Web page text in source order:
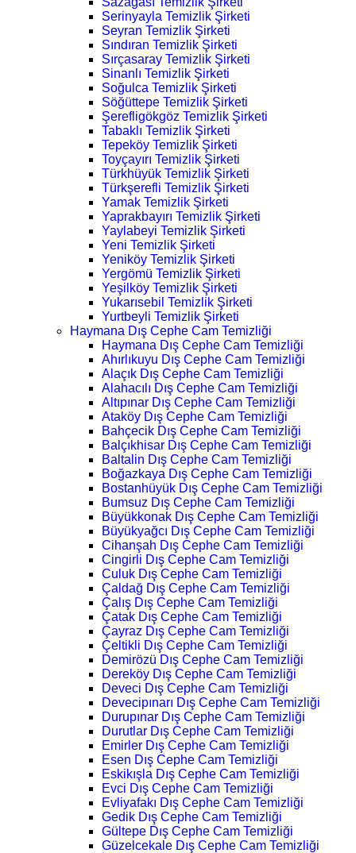
Serinyayla Temizlik Şirketi
Seyran Temizlik Şirketi
Sındıran Temizlik Şirketi
Sırçasaray Temizlik Şirketi
Sinanlı Temizlik Şirketi
Soğulca Temizlik Şirketi
Söğüttepe Temizlik Şirketi
Şerefligökgöz Temizlik Şirketi
Tabaklı Temizlik Şirketi
Tepeköy Temizlik Şirketi
Toyçayırı Temizlik Şirketi
Türkhüyük Temizlik Şirketi
Türkşerefli Temizlik Şirketi
Yamak Temizlik Şirketi
Yaprakbayırı Temizlik Şirketi
Yaylabeyi Temizlik Şirketi
Yeni Temizlik Şirketi
Yeniköy Temizlik Şirketi
Yergömü Temizlik Şirketi
Yeşilköy Temizlik Şirketi
Yukarısebil Temizlik Şirketi
Yurtbeyli Temizlik Şirketi
Haymana Dış Cephe Cam Temizliği
Haymana Dış Cephe Cam Temizliği
Ahırlıkuyu Dış Cephe Cam Temizliği
Alaçık Dış Cephe Cam Temizliği
Alahacılı Dış Cephe Cam Temizliği
Altıpınar Dış Cephe Cam Temizliği
Ataköy Dış Cephe Cam Temizliği
Bahçecik Dış Cephe Cam Temizliği
Balçıkhisar Dış Cephe Cam Temizliği
Baltalin Dış Cephe Cam Temizliği
Boğazkaya Dış Cephe Cam Temizliği
Bostanhüyük Dış Cephe Cam Temizliği
Bumsuz Dış Cephe Cam Temizliği
Büyükkonak Dış Cephe Cam Temizliği
Büyükyağcı Dış Cephe Cam Temizliği
Cihanşah Dış Cephe Cam Temizliği
Cingirli Dış Cephe Cam Temizliği
Culuk Dış Cephe Cam Temizliği
Çaldağ Dış Cephe Cam Temizliği
Çalış Dış Cephe Cam Temizliği
Çatak Dış Cephe Cam Temizliği
Çayraz Dış Cephe Cam Temizliği
Çeltikli Dış Cephe Cam Temizliği
Demirözü Dış Cephe Cam Temizliği
Dereköy Dış Cephe Cam Temizliği
Deveci Dış Cephe Cam Temizliği
Devecipınarı Dış Cephe Cam Temizliği
Durupınar Dış Cephe Cam Temizliği
Durutlar Dış Cephe Cam Temizliği
Emirler Dış Cephe Cam Temizliği
Esen Dış Cephe Cam Temizliği
Eskikışla Dış Cephe Cam Temizliği
Evci Dış Cephe Cam Temizliği
Evliyafakı Dış Cephe Cam Temizliği
Gedik Dış Cephe Cam Temizliği
Gültepe Dış Cephe Cam Temizliği
Güzelcekale Dış Cephe Cam Temizliği